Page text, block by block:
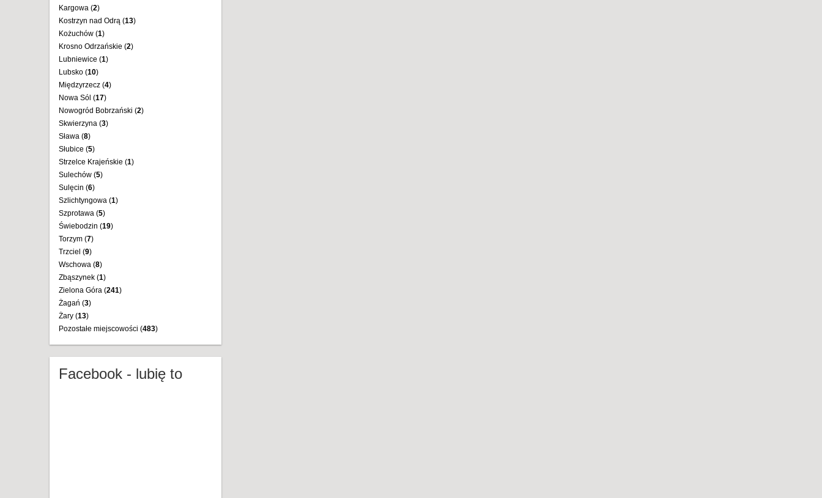
Kargowa (2)
Kostrzyn nad Odrą (13)
Kożuchów (1)
Krosno Odrzańskie (2)
Lubniewice (1)
Lubsko (10)
Międzyrzecz (4)
Nowa Sól (17)
Nowogród Bobrzański (2)
Skwierzyna (3)
Sława (8)
Słubice (5)
Strzelce Krajeńskie (1)
Sulechów (5)
Sulęcin (6)
Szlichtyngowa (1)
Szprotawa (5)
Świebodzin (19)
Torzym (7)
Trzciel (9)
Wschowa (8)
Zbąszynek (1)
Zielona Góra (241)
Żagań (3)
Żary (13)
Pozostałe miejscowości (483)
Facebook - lubię to